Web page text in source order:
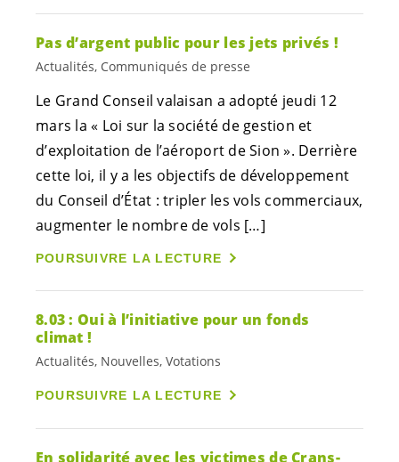
Pas d’argent public pour les jets privés !
Actualités, Communiqués de presse
Le Grand Conseil valaisan a adopté jeudi 12
mars la « Loi sur la société de gestion et
d’exploitation de l’aéroport de Sion ». Derrière
cette loi, il y a les objectifs de développement
du Conseil d’État : tripler les vols commerciaux,
augmenter le nombre de vols […]
POURSUIVRE LA LECTURE
8.03 : Oui à l’initiative pour un fonds
climat !
Actualités, Nouvelles, Votations
POURSUIVRE LA LECTURE
En solidarité avec les victimes de Crans-